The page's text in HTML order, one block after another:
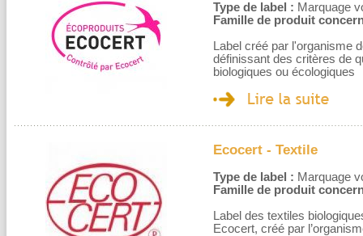
Type de label : Marquage
Famille de produit
Label créé par l'organisme
définissant des critères de
biologiques ou écologiques
Ecocert - Textile
Type de label : Marquage
Famille de produit
Label des textiles
Ecocert, créé par